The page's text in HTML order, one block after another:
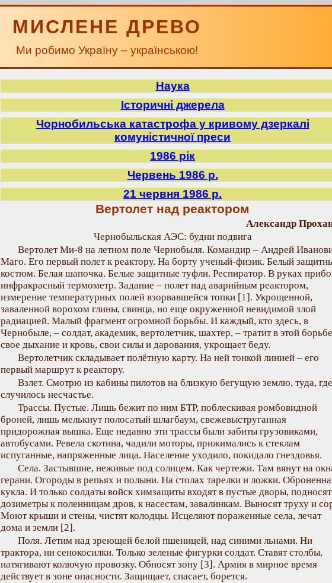
МИСЛЕНЕ ДРЕВО
Ми робимо Україну – українською!
Наука
Історичні джерела
Чорнобильська катастрофа у кривому дзеркалі
комуністичної преси
1986 рік
Червень 1986 р.
21 червня 1986 р.
Вертолет над реактором
Александр
Чернобыльская АЭС: будни подвига
Вертолет Ми-8 на летном поле Чернобыля. Командир – Андрей
Маго. Его первый полет к реактору. На борту ученый-физик. Белый
костюм. Белая шапочка. Белые защитные туфли. Респиратор. В руках
инфракрасный термометр. Задание – полет над аварийным реактором,
измерение температурных полей взорвавшейся топки [1]. Укрощенной,
заваленной ворохом глины, свинца, но еще окруженной невидимой злой
радиацией. Малый фрагмент огромной борьбы. И каждый, кто здесь, в
Чернобыле, – солдат, академик, вертолетчик, шахтер, – тратит в этой борьбе
свое дыхание и кровь, свои силы и дарования, укрощает беду.
Вертолетчик складывает полётную карту. На ней тонкой линией – его
первый маршрут к реактору.
Взлет. Смотрю из кабины пилотов на близкую бегущую землю, туда, где
случилось несчастье.
Трассы. Пустые. Лишь бежит по ним БТР, поблескивая ромбовидной
броней, лишь мелькнут полосатый шлагбаум, свежевыструганная
придорожная вышка. Еще недавно эти трассы были забиты грузовиками,
автобусами. Ревела скотина, чадили моторы, прижимались к стеклам
испуганные, напряженные лица. Население уходило, покидало гнездовья.
Села. Застывшие, неживые под солнцем. Как чертежи. Там вянут на
герани. Огороды в репьях и полыни. На столах тарелки и ложки.
кукла. И только солдаты войск химзащиты входят в пустые дворы, подносят
дозиметры к поленницам дров, к насестам, завалинкам. Выносят труху и
Моют крыши и стены, чистят колодцы. Исцеляют пораженные села, лечат
дома и земли [2].
Поля. Летим над зреющей белой пшеницей, над синими льнами. Ни
трактора, ни сенокосилки. Только зеленые фигурки солдат. Ставят столбы,
натягивают колючую провозку. Обносят зону [3]. Армия в мирное время
действует в зоне опасности. Защищает, спасает, борется.